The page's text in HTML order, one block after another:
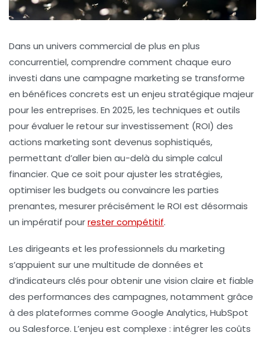
Dans un univers commercial de plus en plus
concurrentiel, comprendre comment chaque euro
investi dans une campagne marketing se transforme
en bénéfices concrets est un enjeu stratégique majeur
pour les entreprises. En 2025, les techniques et outils
pour évaluer le retour sur investissement (ROI) des
actions marketing sont devenus sophistiqués,
permettant d’aller bien au-delà du simple calcul
financier. Que ce soit pour ajuster les stratégies,
optimiser les budgets ou convaincre les parties
prenantes, mesurer précisément le ROI est désormais
un impératif pourrester compétitif.
Les dirigeants et les professionnels du marketing
s’appuient sur une multitude de données et
d’indicateurs clés pour obtenir une vision claire et fiable
des performances des campagnes, notamment grâce
à des plateformes comme Google Analytics, HubSpot
ou Salesforce. L’enjeu est complexe : intégrer les coûts